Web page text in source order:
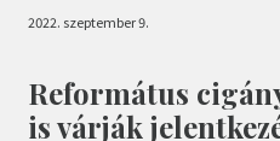
2022. szeptember 9.
Református
is várják